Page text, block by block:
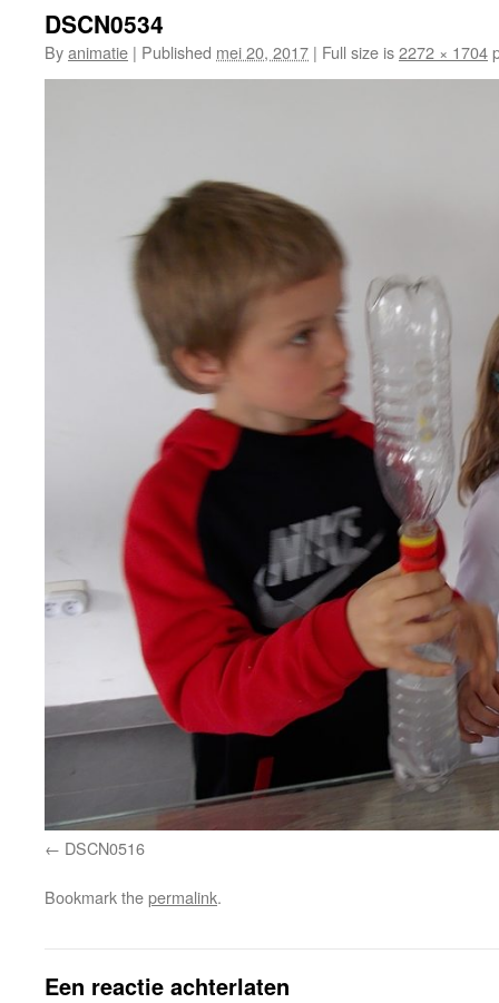
DSCN0534
Byanimatie | Published mei 20, 2017 | Full size is2272 × 1704
DSCN0516
Bookmark thepermalink.
Een reactie achterlaten